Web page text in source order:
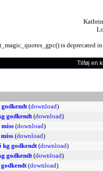
is deprecated
Tilføj en
(download)
godkendt(download)
miss (download)
(download)
kg godkendt(download)
godkendt(download)
(download)